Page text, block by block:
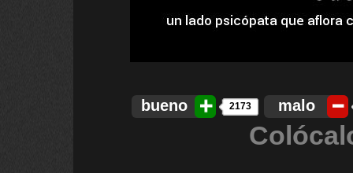
bueno 2173 malo